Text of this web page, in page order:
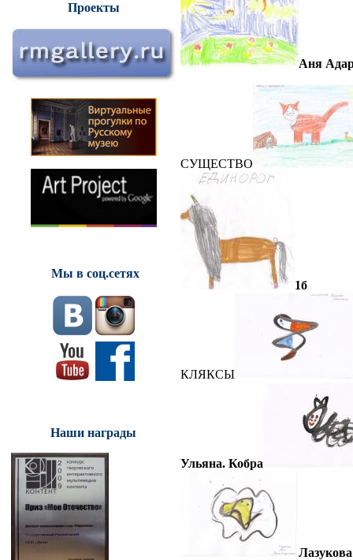
Проекты
Мы в соц.сетях
Наши награды
Аня
СУЩЕСТВО
1б
КЛЯКСЫ
Ульяна. Кобра